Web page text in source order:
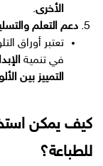
الأخرى.
دعم التعلم
تعتبر أوراق
في تنمية
التمييز بين
كيف يمكن
للطباعة؟